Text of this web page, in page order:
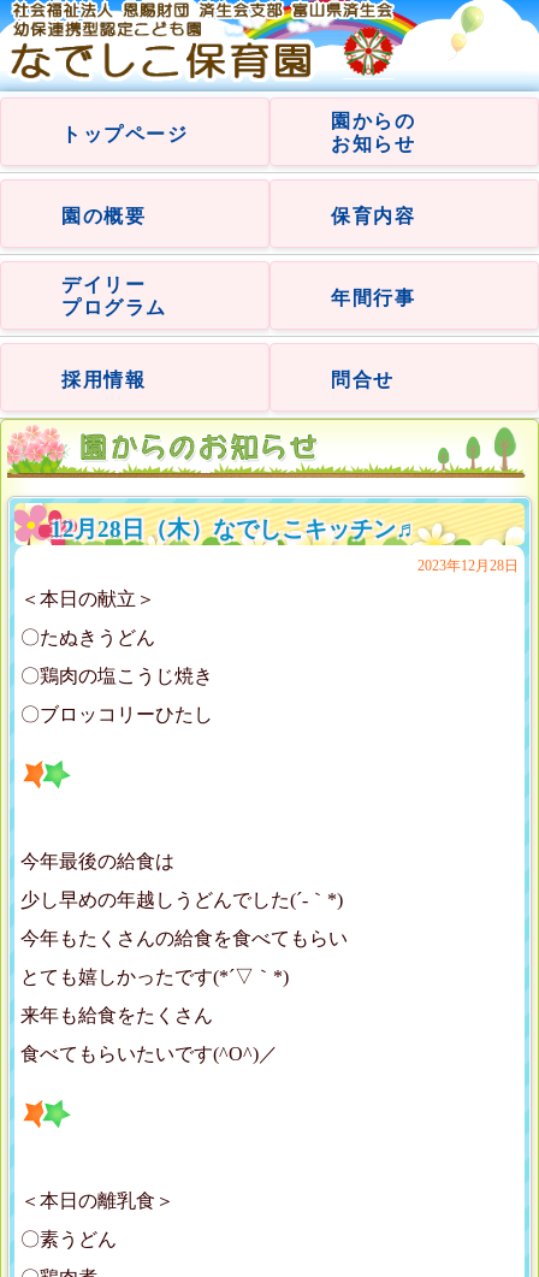
トップページ
園からの
お知らせ
園の概要 保育内容
デイリー
プログラム
年間行事
採用情報 問合せ
12月28日（木）なでしこキッチン♬
2023年12月28日
＜本日の献立＞
〇たぬきうどん
〇鶏肉の塩こうじ焼き
〇ブロッコリーひたし
今年最後の給食は
少し早めの年越しうどんでした(´-｀*)
今年もたくさんの給食を食べてもらい
とても嬉しかったです(*´▽｀*)
来年も給食をたくさん
食べてもらいたいです(^O^)／
＜本日の離乳食＞
〇素うどん